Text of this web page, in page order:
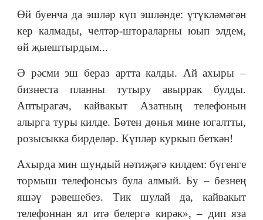
Өй буенча да эшләр күп эшләнде: үтүкләмәгән
кер калмады, челтәр-штораларны юып элдем,
өй җыештырдым...
Ә рәсми эш бераз артта калды. Ай ахыры –
бизнеста планны тутыру авыррак булды.
Аптырагач, кайвакыт Азатның телефонын
алырга туры килде. Бөтен дөнья мине югалтты,
розысыкка бирделәр. Күпләр куркып беткән!
Ахырда мин шундый нәтиҗәгә килдем: бүгенге
тормыш телефонсыз була алмый. Бу – безнең
яшәү рәвешебез. Тик шулай да, кайвакыт
телефоннан ял итә белергә кирәк», – дип яза